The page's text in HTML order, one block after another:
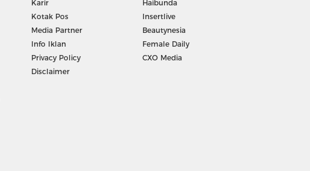
Karir
Kotak Pos
Media Partner
Info Iklan
Privacy Policy
Disclaimer
Haibunda
Insertlive
Beautynesia
Female Daily
CXO Media